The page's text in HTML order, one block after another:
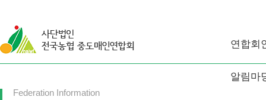
연합회
알림마
Federation Information